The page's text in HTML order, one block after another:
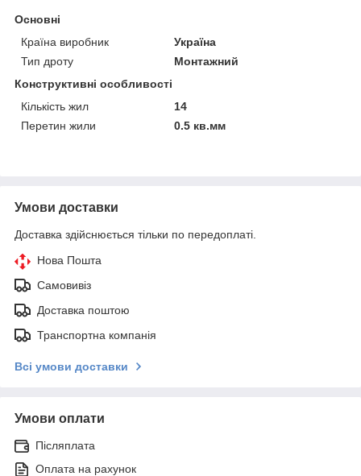
Основні
Країна виробник
Україна
Тип дроту
Монтажний
Конструктивні особливості
Кількість жил
14
Перетин жили
0.5 кв.мм
Умови доставки
Доставка здійснюється тільки по передоплаті.
Нова Пошта
Самовивіз
Доставка поштою
Транспортна компанія
Всі умови доставки
Умови оплати
Післяплата
Оплата на рахунок